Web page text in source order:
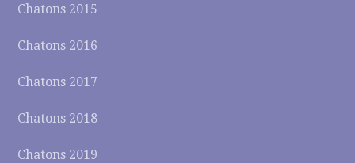
Chatons 2015
Chatons 2016
Chatons 2017
Chatons 2018
Chatons 2019